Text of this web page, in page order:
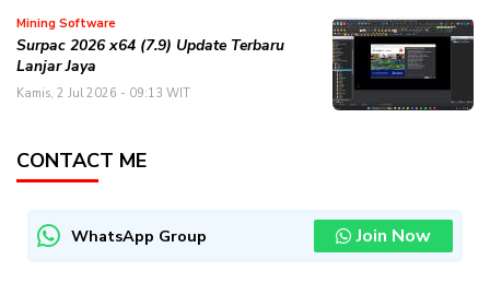
Mining Software
Surpac 2026 x64 (7.9) Update Terbaru
Lanjar Jaya
Kamis, 2 Jul 2026 - 09:13 WIT
CONTACT ME
WhatsApp Group Join Now